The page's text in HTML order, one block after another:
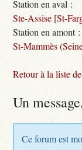
Station en aval :
Ste-Assise [St-
Station en amont :
St-Mammès
Retour à la liste
Un
Ce forum est